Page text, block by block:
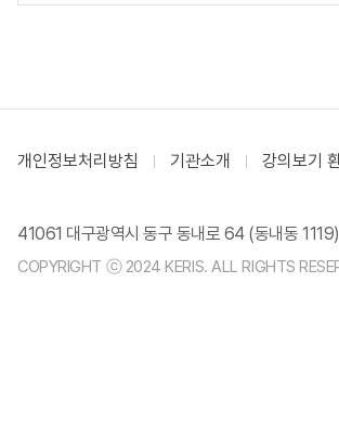
개인정보처리방침 기관소개 강의보기
41061 대구광역시 동구 동내로 64 (동내동
COPYRIGHT ⓒ 2024 KERIS. ALL RIGHTS